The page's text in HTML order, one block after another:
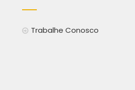
Trabalhe Conosco